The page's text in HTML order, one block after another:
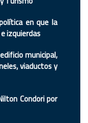
en que la
izquierdas
municipal,
viaductos y
Condori por